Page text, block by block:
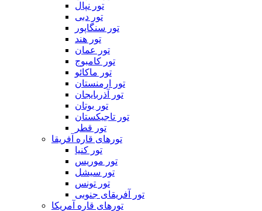
تور نپال
تور دبی
تور سنگاپور
تور هند
تور عمان
تور کامبوج
تور ماکائو
تور ارمنستان
تور آذربایجان
تور بوتان
تور تاجیکستان
تور قطر
تورهای قاره آفریقا
تور کنیا
تور موریس
تور سیشل
تور تونس
تور آفریقای جنوبی
تورهای قاره آمریکا